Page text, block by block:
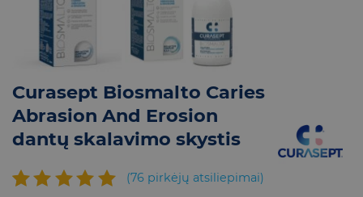
Curasept Biosmalto Caries
Abrasion And Erosion
dantų skalavimo skystis
(76pirkėjų atsiliepimai)